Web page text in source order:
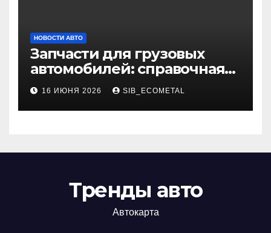
НОВОСТИ АВТО
Запчасти для грузовых
автомобилей: справочная
база по корейским и
японским моделям
16 ИЮНЯ 2026 SIB_ECOMETAL
Тренды авто
Автокарта